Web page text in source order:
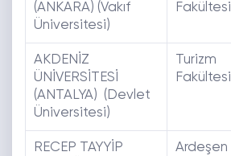
(ANKARA) (Vakıf
Üniversitesi)
Fakültesi
AKDENİZ
ÜNİVERSİTESİ
(ANTALYA) (Devlet
Üniversitesi)
Turizm
Fakültesi
RECEP TAYYİP
Ardeşen